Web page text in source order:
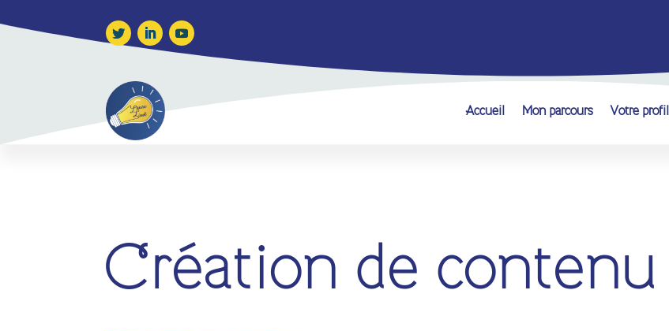
Accueil Mon parcours Votre profil
Création de contenu